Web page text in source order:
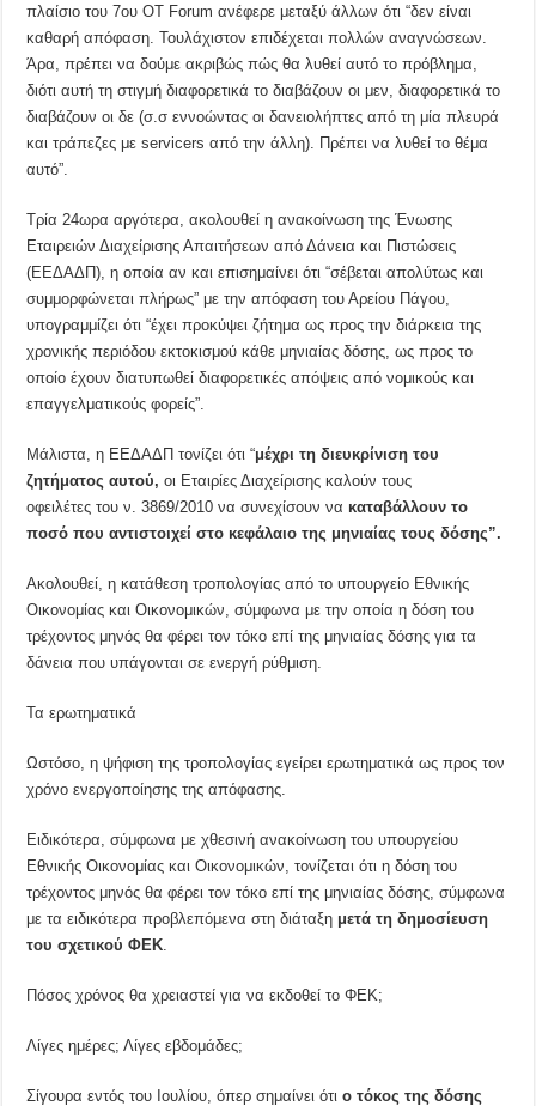
πλαίσιο του 7ου OT Forum ανέφερε μεταξύ άλλων ότι “δεν είναι
καθαρή απόφαση. Τουλάχιστον επιδέχεται πολλών αναγνώσεων.
Άρα, πρέπει να δούμε ακριβώς πώς θα λυθεί αυτό το πρόβλημα,
διότι αυτή τη στιγμή διαφορετικά το διαβάζουν οι μεν, διαφορετικά το
διαβάζουν οι δε (σ.σ εννοώντας οι δανειολήπτες από τη μία πλευρά
και τράπεζες με servicers από την άλλη). Πρέπει να λυθεί το θέμα
αυτό”.
Τρία 24ωρα αργότερα, ακολουθεί η ανακοίνωση της Ένωσης
Εταιρειών Διαχείρισης Απαιτήσεων από Δάνεια και Πιστώσεις
(ΕΕΔΑΔΠ), η οποία αν και επισημαίνει ότι “σέβεται απολύτως και
συμμορφώνεται πλήρως” με την απόφαση του Αρείου Πάγου,
υπογραμμίζει ότι “έχει προκύψει ζήτημα ως προς την διάρκεια της
χρονικής περιόδου εκτοκισμού κάθε μηνιαίας δόσης, ως προς το
οποίο έχουν διατυπωθεί διαφορετικές απόψεις από νομικούς και
επαγγελματικούς φορείς”.
Μάλιστα, η ΕΕΔΑΔΠ τονίζει ότι “μέχρι τη διευκρίνιση του
ζητήματος αυτού, οι Εταιρίες Διαχείρισης καλούν τους
οφειλέτες του ν. 3869/2010 να συνεχίσουν να καταβάλλουν το
ποσό που αντιστοιχεί στο κεφάλαιο της μηνιαίας τους δόσης”.
Ακολουθεί, η κατάθεση τροπολογίας από το υπουργείο Εθνικής
Οικονομίας και Οικονομικών, σύμφωνα με την οποία η δόση του
τρέχοντος μηνός θα φέρει τον τόκο επί της μηνιαίας δόσης για τα
δάνεια που υπάγονται σε ενεργή ρύθμιση.
Τα ερωτηματικά
Ωστόσο, η ψήφιση της τροπολογίας εγείρει ερωτηματικά ως προς τον
χρόνο ενεργοποίησης της απόφασης.
Ειδικότερα, σύμφωνα με χθεσινή ανακοίνωση του υπουργείου
Εθνικής Οικονομίας και Οικονομικών, τονίζεται ότι η δόση του
τρέχοντος μηνός θα φέρει τον τόκο επί της μηνιαίας δόσης, σύμφωνα
με τα ειδικότερα προβλεπόμενα στη διάταξη μετά τη δημοσίευση
του σχετικού ΦΕΚ
Πόσος χρόνος θα χρειαστεί για να εκδοθεί το ΦΕΚ;
Λίγες ημέρες; Λίγες εβδομάδες;
Σίγουρα εντός του Ιουλίου, όπερ σημαίνει ότιο τόκος της δόσης